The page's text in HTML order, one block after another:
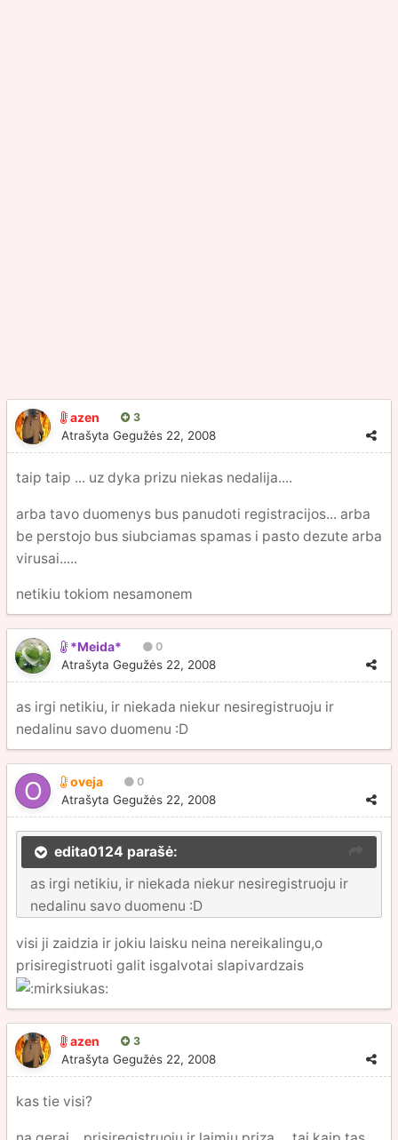
azen 3
Atrašyta Gegužės 22, 2008
taip taip ... uz dyka prizu niekas nedalija....
arba tavo duomenys bus panudoti registracijos... arba
be perstojo bus siubciamas spamas i pasto dezute arba
virusai.....
netikiu tokiom nesamonem
*Meida* 0
Atrašyta Gegužės 22, 2008
as irgi netikiu, ir niekada niekur nesiregistruoju ir
nedalinu savo duomenu :D
oveja 0
Atrašyta Gegužės 22, 2008
edita0124 parašė:
as irgi netikiu, ir niekada niekur nesiregistruoju ir
nedalinu savo duomenu :D
visi ji zaidzia ir jokiu laisku neina nereikalingu,o
prisiregistruoti galit isgalvotai slapivardzais
azen 3
Atrašyta Gegužės 22, 2008
kas tie visi?